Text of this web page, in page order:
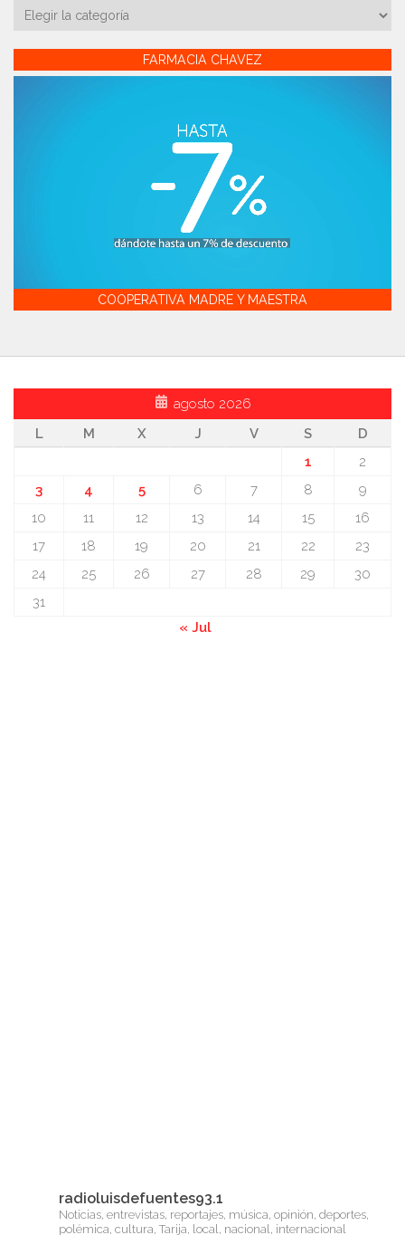
Categorías
FARMACIA CHAVEZ
COOPERATIVA MADRE Y MAESTRA
agosto 2026
L
M X J V S
D
1
2
3
4 5 6 7 8
9
10
11 12 13 14 15
16
17
18 19 20 21 22
23
24
25 26 27 28 29
30
31
« Jul
radioluisdefuentes93.1
Noticias, entrevistas, reportajes, música, opinión, deportes,
polémica, cultura, Tarija, local, nacional, internacional